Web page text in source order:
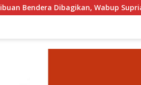
Wabup Supriatna: Agar